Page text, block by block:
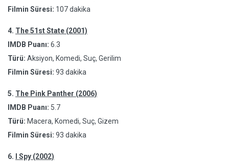
Filmin Süresi: 107 dakika
4. The 51st State (2001)
IMDB Puanı: 6.3
Türü: Aksiyon, Komedi, Suç, Gerilim
Filmin Süresi: 93 dakika
5. The Pink Panther (2006)
IMDB Puanı: 5.7
Türü: Macera, Komedi, Suç, Gizem
Filmin Süresi: 93 dakika
6.
I Spy (2002)